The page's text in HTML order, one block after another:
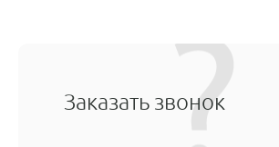
Заказать звонок